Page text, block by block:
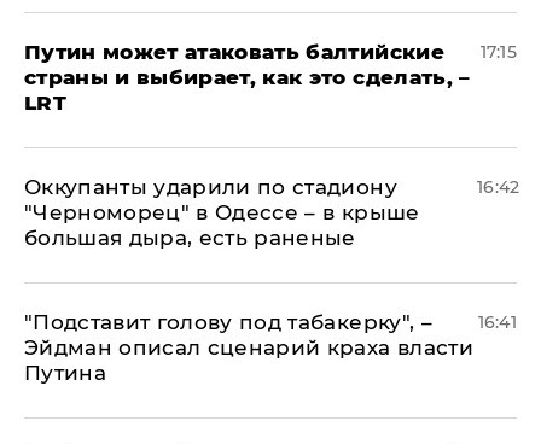
Путин может атаковать балтийские
страны и выбирает, как это сделать, –
LRT
17:15
Оккупанты ударили по стадиону
"Черноморец" в Одессе – в крыше
большая дыра, есть раненые
16:42
​"Подставит голову под табакерку", –
Эйдман описал сценарий краха власти
Путина
16:41